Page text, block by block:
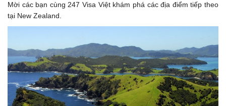
Mời các bạn cùng 247 Visa Việt khám phá các địa điểm tiếp theo
tại New Zealand.